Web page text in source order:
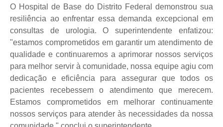
O Hospital de Base do Distrito Federal demonstrou sua
resiliência ao enfrentar essa demanda excepcional em
consultas de urologia. O superintendente enfatizou:
"estamos comprometidos em garantir um atendimento de
qualidade e continuaremos a aprimorar nossos serviços
para melhor servir à comunidade, nossa equipe agiu com
dedicação e eficiência para assegurar que todos os
pacientes recebessem o atendimento que merecem.
Estamos comprometidos em melhorar continuamente
nossos serviços para atender às necessidades da nossa